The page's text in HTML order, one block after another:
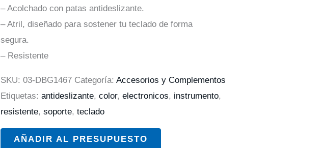
– Acolchado con patas antideslizante.
– Atril, diseñado para sostener tu teclado de forma
segura.
– Resistente
SKU: 03-DBG1467 Categoría: Accesorios y Complementos
Etiquetas: antideslizante, color, electronicos, instrumento,
resistente, soporte, teclado
AÑADIR AL PRESUPUESTO